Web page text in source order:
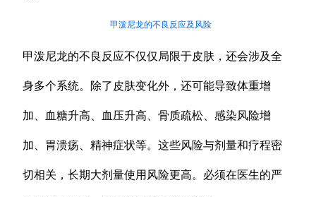
甲泼尼龙的不良反应及风险
甲泼尼龙的不良反应不仅仅局限于皮肤，还会涉及全
身多个系统。除了皮肤变化外，还可能导致体重增
加、血糖升高、血压升高、骨质疏松、感染风险增
加、胃溃疡、精神症状等。这些风险与剂量和疗程密
切相关，长期大剂量使用风险更高。必须在医生的严